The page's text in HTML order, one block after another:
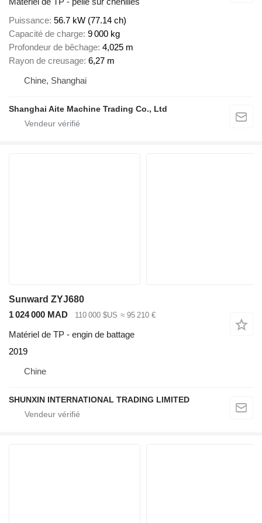
Puissance 56.7 kW (77.14 ch)
Capacité de charge 9 000 kg
Profondeur de bêchage 4,025 m
Rayon de creusage 6,27 m
Chine, Shanghai
Shanghai Aite Machine Trading Co., Ltd
Sunward ZYJ680
1 024 000 MAD
110 000 $US ≈ 95 210 €
Matériel de TP - engin de battage
2019
Chine
SHUNXIN INTERNATIONAL TRADING LIMITED